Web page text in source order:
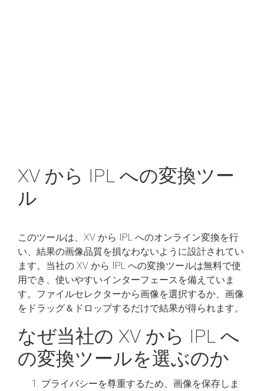
XV から IPL への変換ツー
ル
このツールは、XV から IPL へのオンライン変換を行
い、結果の画像品質を損なわないように設計されてい
ます。当社の XV から IPL への変換ツールは無料で使
用でき、使いやすいインターフェースを備えていま
す。ファイルセレクターから画像を選択するか、画像
をドラッグ＆ドロップするだけで結果が得られます。
なぜ当社の XV から IPL へ
の変換ツールを選ぶのか
プライバシーを尊重するため、画像を保存しま